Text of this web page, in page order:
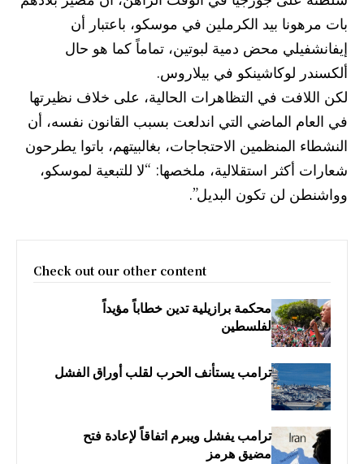
بات مرهونا بيد الكرملين في موسكو، باعتبار أن
إيفانشفيلي محض دمية لبوتين، تماماً كما هو حال
ألكسندر لوكاشينكو في بيلاروس.
لكن اللافت في التظاهرات الحالية، على خلاف نظيرتها
في العام الماضي التي اندلعت بسبب القانون نفسه، أن
النشطاء المنظمين الاحتجاجات، بغالبيتهم، باتوا يطرحون
شعارات أكثر استقلالية، ملخصها: “لا للتبعية لموسكو،
وواشنطن لن تكون البديل”.
Check out our other content
محكمة برازيلية تدين خطاباً مؤيداً
لفلسطين
ترامب يستأنف الحرب لقلب أوراق الفشل
ترامب يفشل ويبرم اتفاقاً لإعادة فتح
مضيق هرمز